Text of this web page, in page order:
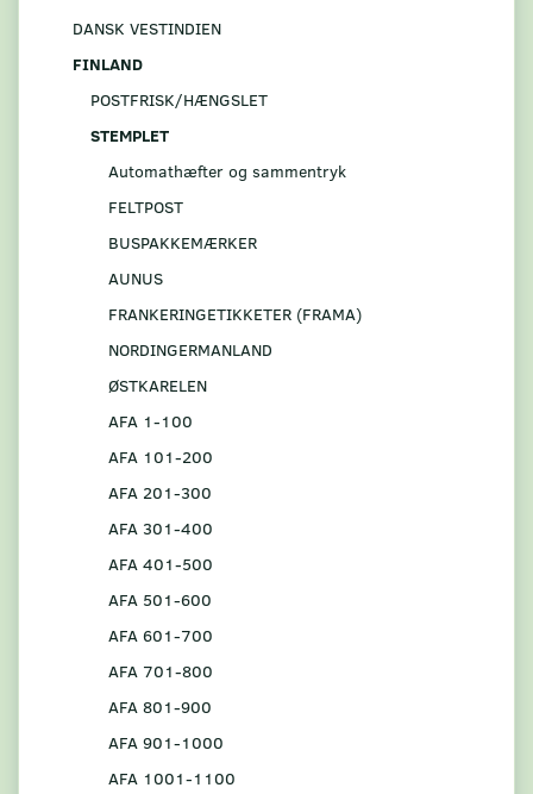
DANSK VESTINDIEN
FINLAND
POSTFRISK/HÆNGSLET
STEMPLET
Automathæfter og sammentryk
FELTPOST
BUSPAKKEMÆRKER
AUNUS
FRANKERINGETIKKETER (FRAMA)
NORDINGERMANLAND
ØSTKARELEN
AFA 1-100
AFA 101-200
AFA 201-300
AFA 301-400
AFA 401-500
AFA 501-600
AFA 601-700
AFA 701-800
AFA 801-900
AFA 901-1000
AFA 1001-1100